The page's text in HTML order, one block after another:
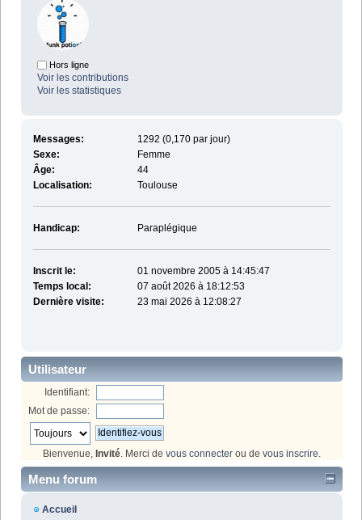
Hors ligne
Voir les contributions
Voir les statistiques
Messages:
1292 (0,170 par jour)
Sexe:
Femme
Âge:
44
Localisation:
Toulouse
Handicap: Paraplégique
Inscrit le:
01 novembre 2005 à 14:45:47
Temps local:
07 août 2026 à 18:12:53
Dernière visite:
23 mai 2026 à 12:08:27
Utilisateur
Identifiant:
Mot de passe:
Bienvenue, Invité . Merci de vous connecter ou de vous inscrire
Menu forum
Accueil